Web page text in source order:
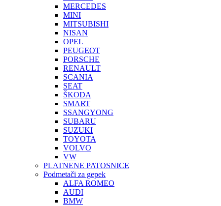
MERCEDES
MINI
MITSUBISHI
NISAN
OPEL
PEUGEOT
PORSCHE
RENAULT
SCANIA
SEAT
ŠKODA
SMART
SSANGYONG
SUBARU
SUZUKI
TOYOTA
VOLVO
VW
PLATNENE PATOSNICE
Podmetači za gepek
ALFA ROMEO
AUDI
BMW